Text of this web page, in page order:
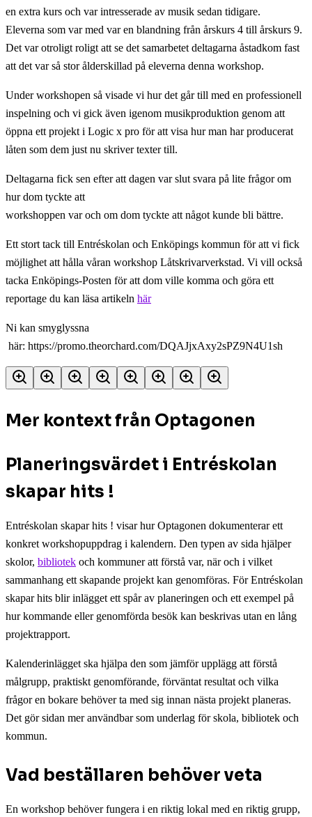
en extra kurs och var intresserade av musik sedan tidigare.
Eleverna som var med var en blandning från årskurs 4 till årskurs 9.
Det var otroligt roligt att se det samarbetet deltagarna åstadkom fast
att det var så stor ålderskillad på eleverna denna workshop.
Under workshopen så visade vi hur det går till med en professionell
inspelning och vi gick även igenom musikproduktion genom att
öppna ett projekt i Logic x pro för att visa hur man har producerat
låten som dem just nu skriver texter till.
Deltagarna fick sen efter att dagen var slut svara på lite frågor om
hur dom tyckte att
workshoppen var och om dom tyckte att något kunde bli bättre.
Ett stort tack till Entréskolan och Enköpings kommun för att vi fick
möjlighet att hålla våran workshop Låtskrivarverkstad. Vi vill också
tacka Enköpings-Posten för att dom ville komma och göra ett
reportage du kan läsa artikeln här
Ni kan smyglyssna
här: https://promo.theorchard.com/DQAJjxAxy2sPZ9N4U1sh
Mer kontext från Optagonen
Planeringsvärdet i Entréskolan
skapar hits !
Entréskolan skapar hits ! visar hur Optagonen dokumenterar ett
konkret workshopuppdrag i kalendern. Den typen av sida hjälper
skolor, bibliotek och kommuner att förstå var, när och i vilket
sammanhang ett skapande projekt kan genomföras. För Entréskolan
skapar hits blir inlägget ett spår av planeringen och ett exempel på
hur kommande eller genomförda besök kan beskrivas utan en lång
projektrapport.
Kalenderinlägget ska hjälpa den som jämför upplägg att förstå
målgrupp, praktiskt genomförande, förväntat resultat och vilka
frågor en bokare behöver ta med sig innan nästa projekt planeras.
Det gör sidan mer användbar som underlag för skola, bibliotek och
kommun.
Vad beställaren behöver veta
En workshop behöver fungera i en riktig lokal med en riktig grupp,